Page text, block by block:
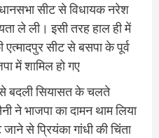
सीट से विधायक नरेश
ले ली। इसी तरह हाल ही में
सीट से बसपा के पूर्व
में शामिल हो गए
बदली सियासत के चलते
ने भाजपा का दामन थाम लिया
से प्रियंका गांधी की चिंता